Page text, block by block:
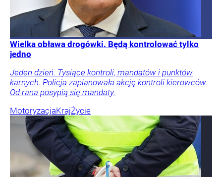
Wielka obława drogówki. Będą kontrolować tylko
jedno
Jeden dzień. Tysiące kontroli, mandatów i punktów
karnych. Policja zaplanowała akcję kontroli kierowców.
Od rana posypią się mandaty.
MotoryzacjaKrajŻycie